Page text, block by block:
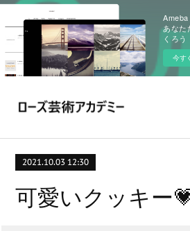
あなた
くろう
今す
2021.10.03 12:30
可愛いクッキー